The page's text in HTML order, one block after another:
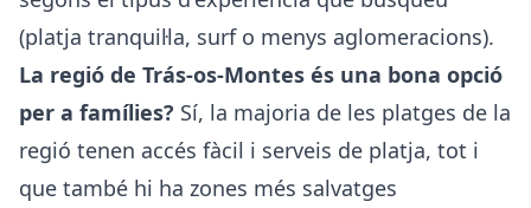
(platja tranquil·la, surf o menys aglomeracions).
La regió de Trás-os-Montes és una bona opció
per a famílies? Sí, la majoria de les platges de la
regió tenen accés fàcil i serveis de platja, tot i
que també hi ha zones més salvatges